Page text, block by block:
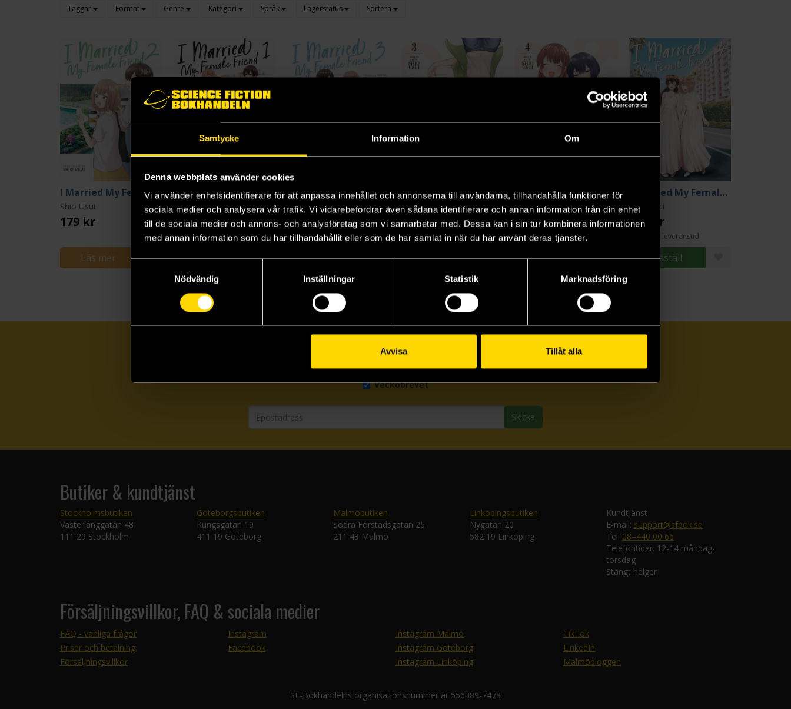
Samtycke Information Om
Denna webbplats använder cookies
Vi använder enhetsidentifierare för att anpassa innehållet och annonserna till användarna, tillhandahålla funktioner för
sociala medier och analysera vår trafik. Vi vidarebefordrar även sådana identifierare och annan information från din enhet
till de sociala medier och annons- och analysföretag som vi samarbetar med. Dessa kan i sin tur kombinera informationen
med annan information som du har tillhandahållit eller som de har samlat in när du har använt deras tjänster.
Nödvändig
Inställningar Statistik Marknadsföring
Avvisa Tillåt alla
Taggar Format Genre Kategori Språk Lagerstatus Sortera
I Married My Female Friend Vol. 2
Shio Usui
179 kr
Läs mer
I Married My Female Friend Vol. 1
Shio Usui
179 kr
Längre leveranstid
Beställ
I Married My Female Friend Vol. 3
Shio Usui
179 kr
Beställ
Doughnuts Under a Crescent Moon Vol 3
Shio Usui
179 kr
Läs mer
Doughnuts Under a Crescent Moon Vol 4
Shio Usui
179 kr
Läs mer
I Married My Female Friend Vol. 4
Shio Usui
179 kr
Längre leveranstid
Beställ
Prenumerera på vårt nyhetsbrev
Veckobrevet
Skicka
Butiker & kundtjänst
Stockholmsbutiken
Västerlånggatan 48
111 29 Stockholm
Göteborgsbutiken
Kungsgatan 19
411 19 Göteborg
Malmöbutiken
Södra Förstadsgatan 26
211 43 Malmö
Linköpingsbutiken
Nygatan 20
582 19 Linköping
Kundtjänst
E-mail: support@sfbok.se
Tel: 08–440 00 66
Telefontider: 12-14 måndag-
torsdag
Stängt helger
Försäljningsvillkor, FAQ & sociala medier
FAQ - vanliga frågor
Priser och betalning
Försäljningsvillkor
Instagram
Facebook
Instagram Malmö
Instagram Göteborg
Instagram Linköping
TikTok
LinkedIn
Malmöbloggen
SF-Bokhandelns organisationsnummer är 556389-7478